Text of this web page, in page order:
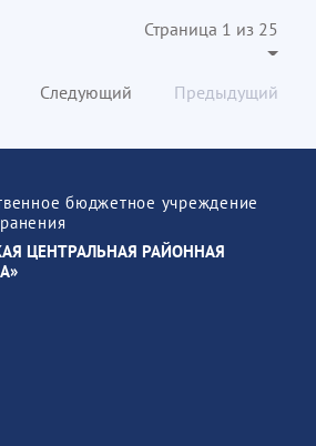
Страница 1 из 25
Предыдущий
Следующий
бюджетное учреждение
ЦЕНТРАЛЬНАЯ РАЙОННАЯ